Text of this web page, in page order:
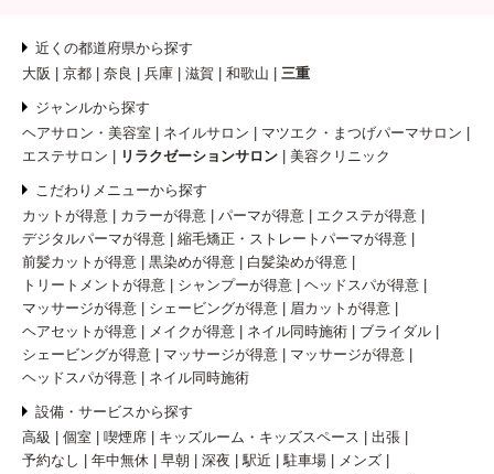
近くの都道府県から探す
大阪
京都 奈良 兵庫 滋賀 和歌山 三重
ジャンルから探す
ヘアサロン・美容室
ネイルサロン
マツエク・まつげパーマサロン
エステサロン
リラクゼーションサロン 美容クリニック
こだわりメニューから探す
カットが得意
カラーが得意 パーマが得意
エクステが得意
デジタルパーマが得意
縮毛矯正・ストレートパーマが得意
前髪カットが得意
黒染めが得意
白髪染めが得意
トリートメントが得意
シャンプーが得意
ヘッドスパが得意
マッサージが得意
シェービングが得意
眉カットが得意
ヘアセットが得意
メイクが得意 ネイル同時施術
ブライダル
シェービングが得意
マッサージが得意
マッサージが得意
ヘッドスパが得意
ネイル同時施術
設備・サービスから探す
高級
個室 喫煙席 キッズルーム・キッズスペース
出張
予約なし
年中無休 早朝 深夜 駅近 駐車場
メンズ